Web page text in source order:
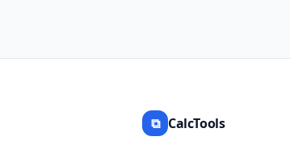
⧉ CalcTools